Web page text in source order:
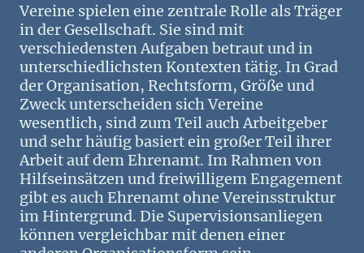
Vereine spielen eine zentrale Rolle als Träger
in der Gesellschaft. Sie sind mit
verschiedensten Aufgaben betraut und in
unterschiedlichsten Kontexten tätig. In Grad
der Organisation, Rechtsform, Größe und
Zweck unterscheiden sich Vereine
wesentlich, sind zum Teil auch Arbeitgeber
und sehr häufig basiert ein großer Teil ihrer
Arbeit auf dem Ehrenamt. Im Rahmen von
Hilfseinsätzen und freiwilligem Engagement
gibt es auch Ehrenamt ohne Vereinsstruktur
im Hintergrund. Die Supervisionsanliegen
können vergleichbar mit denen einer